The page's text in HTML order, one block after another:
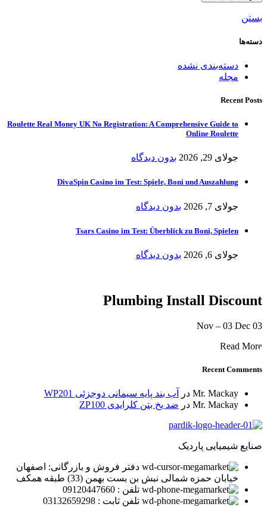
بستن
دسته‌ها
دسته‌بندی نشده
مجله
Recent Posts
Roulette Real Money UK No Registration: A Comprehensive Guide to
Online Roulette
جولای 29, 2026 بدون دیدگاه
DivaSpin Casino im Test: Spiele, Boni und Auszahlung
جولای 7, 2026 بدون دیدگاه
Tsars Casino im Test: Überblick zu Boni, Spielen
جولای 6, 2026 بدون دیدگاه
Plumbing Install Discount
03 Nov – 03 Dec
Read More
Recent Comments
Mr. Mackay در
آب بند پایه سیمانی دوجزئی WP201
Mr. Mackay در ضد یخ بتن کلرایدی ZP100
صنایع شیمیایی پاردیک
دفتر فروش و بازرگانی: اصفهان
خیابان حمزه شمالی نبش بن بست بهمن (33) طبقه همکف
تلفن : 09120447660
تلفن ثابت : 03132659298